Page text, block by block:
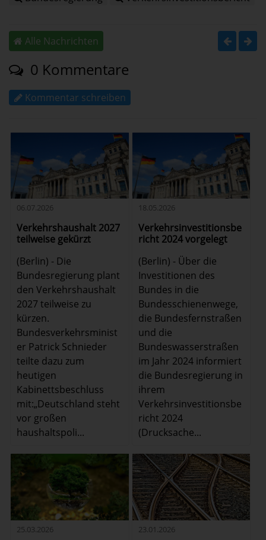
Alle Nachrichten
0 Kommentare
Kommentar schreiben
06.07.2026
Verkehrshaushalt 2027
teilweise gekürzt
(Berlin) - Die
Bundesregierung plant
den Verkehrshaushalt
2027 teilweise zu
kürzen.
Bundesverkehrsminist
er Patrick Schnieder
teilte dazu zum
heutigen
Kabinettsbeschluss
mit:„Deutschland steht
vor großen
haushaltspoli...
18.05.2026
Verkehrsinvestitionsbe
richt 2024 vorgelegt
(Berlin) - Über die
Investitionen des
Bundes in die
Bundesschienenwege,
die Bundesfernstraßen
und die
Bundeswasserstraßen
im Jahr 2024 informiert
die Bundesregierung in
ihrem
Verkehrsinvestitionsbe
richt 2024
(Drucksache...
25.03.2026 23.01.2026